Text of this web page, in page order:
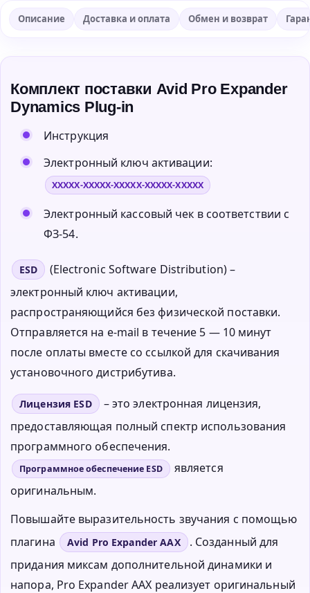
Описание Доставка и оплата Обмен и возврат
Комплект поставки Avid Pro Expander
Dynamics Plug-in
Инструкция
Электронный ключ активации:
XXXXX-XXXXX-XXXXX-XXXXX-XXXXX
Электронный кассовый чек в соответствии с
ФЗ-54.
ESD
(Electronic Software Distribution) –
электронный ключ активации,
распространяющийся без физической поставки.
Отправляется на e-mail в течение 5 — 10 минут
после оплаты вместе со ссылкой для скачивания
установочного дистрибутива.
Лицензия ESD
– это электронная лицензия,
предоставляющая полный спектр использования
программного обеспечения.
Программное обеспечение ESD
является
оригинальным.
Повышайте выразительность звучания с помощью
плагина
Avid Pro Expander AAX
. Созданный для
придания миксам дополнительной динамики и
напора, Pro Expander AAX реализует оригинальный